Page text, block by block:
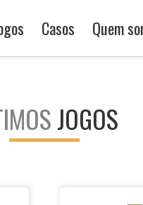
Casos Quem
JOGOS